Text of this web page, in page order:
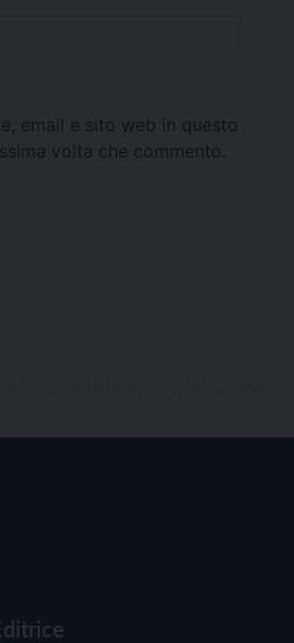
email e sito web in questo
volta che commento.